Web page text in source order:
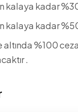
kalaya kadar
kalaya kadar
altında %100 ceza
.